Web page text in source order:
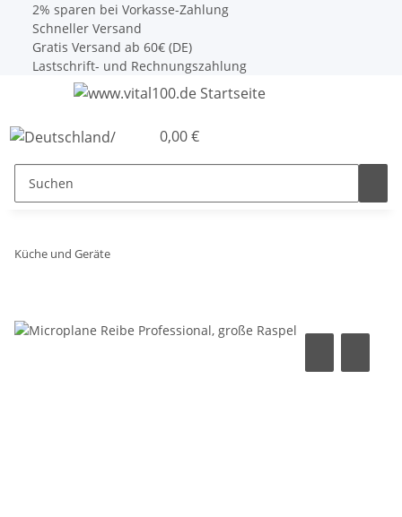
2% sparen bei Vorkasse-Zahlung
Schneller Versand
Gratis Versand ab 60€ (DE)
Lastschrift- und Rechnungszahlung
0,00 €
Küche und Geräte